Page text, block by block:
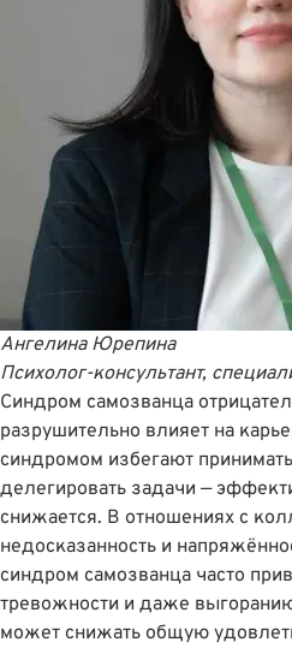
Ангелина Юрепина
Психолог-консультант,
Синдром самозванца
разрушительно влияет на
синдромом избегают
делегировать задачи —
снижается. В отношениях с
недосказанность и
синдром самозванца часто
тревожности и даже
может снижать общую